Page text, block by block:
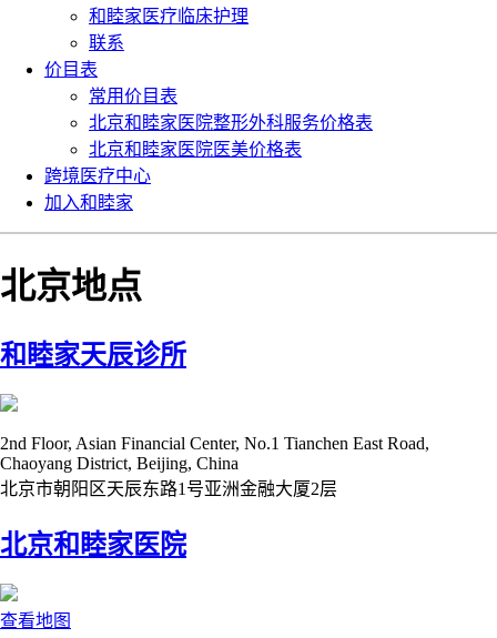
和睦家医疗临床护理
联系
价目表
常用价目表
北京和睦家医院整形外科服务价格表
北京和睦家医院医美价格表
跨境医疗中心
加入和睦家
北京地点
和睦家天辰诊所
2nd Floor, Asian Financial Center, No.1 Tianchen East Road,
Chaoyang District, Beijing, China
北京市朝阳区天辰东路1号亚洲金融大厦2层
北京和睦家医院
查看地图